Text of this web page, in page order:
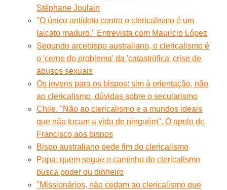
Stéphane Joulain
''O único antídoto contra o clericalismo é um
laicato maduro.'' Entrevista com Mauricio López
Segundo arcebispo australiano, o clericalismo é
o 'cerne do problema' da 'catastrófica' crise de
abusos sexuais
Os jovens para os bispos: sim à orientação, não
ao clericalismo, dúvidas sobre o secularismo
Chile. "Não ao clericalismo e a mundos ideais
que não tocam a vida de ninguém". O apelo de
Francisco aos bispos
Bispo australiano pede fim do clericalismo
Papa: quem segue o caminho do clericalismo
busca poder ou dinheiro
"Missionários, não cedam ao clericalismo que